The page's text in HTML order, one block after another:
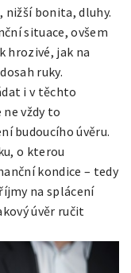
bonita, dluhy.
situace, ovšem
hrozivé, jak na
ruky.
i v těchto
vždy to
budoucího úvěru.
o kterou
kondice – tedy
na splácení
úvěr ručit